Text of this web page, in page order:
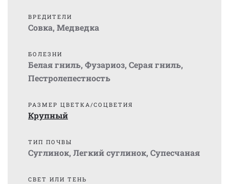
ВРЕДИТЕЛИ
Совка, Медведка
БОЛЕЗНИ
Белая гниль, Фузариоз, Серая гниль,
Пестролепестность
РАЗМЕР ЦВЕТКА/СОЦВЕТИЯ
Крупный
ТИП ПОЧВЫ
Суглинок, Легкий суглинок, Супесчаная
СВЕТ ИЛИ ТЕНЬ